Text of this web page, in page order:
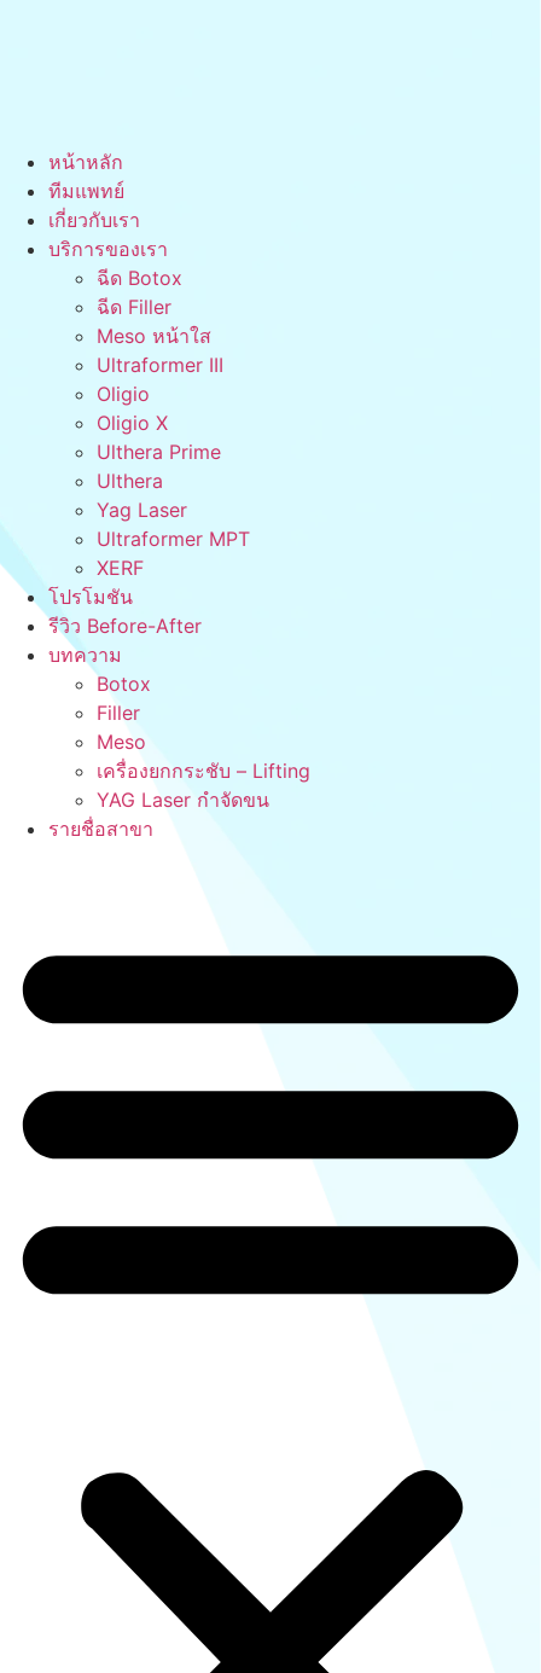
หน้าหลัก
ทีมแพทย์
เกี่ยวกับเรา
บริการของเรา
ฉีด Botox
ฉีด Filler
Meso หน้าใส
Ultraformer III
Oligio
Oligio X
Ulthera Prime
Ulthera
Yag Laser
Ultraformer MPT
XERF
โปรโมชัน
รีวิว Before-After
บทความ
Botox
Filler
Meso
เครื่องยกกระชับ – Lifting
YAG Laser กำจัดขน
รายชื่อสาขา